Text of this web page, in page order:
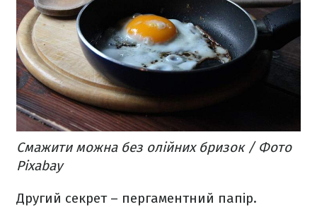
Смажити можна без олійних бризок / Фото
Pixabay
Другий секрет – пергаментний папір.